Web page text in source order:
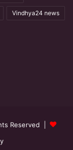
Vindhya24 news
Reserved |